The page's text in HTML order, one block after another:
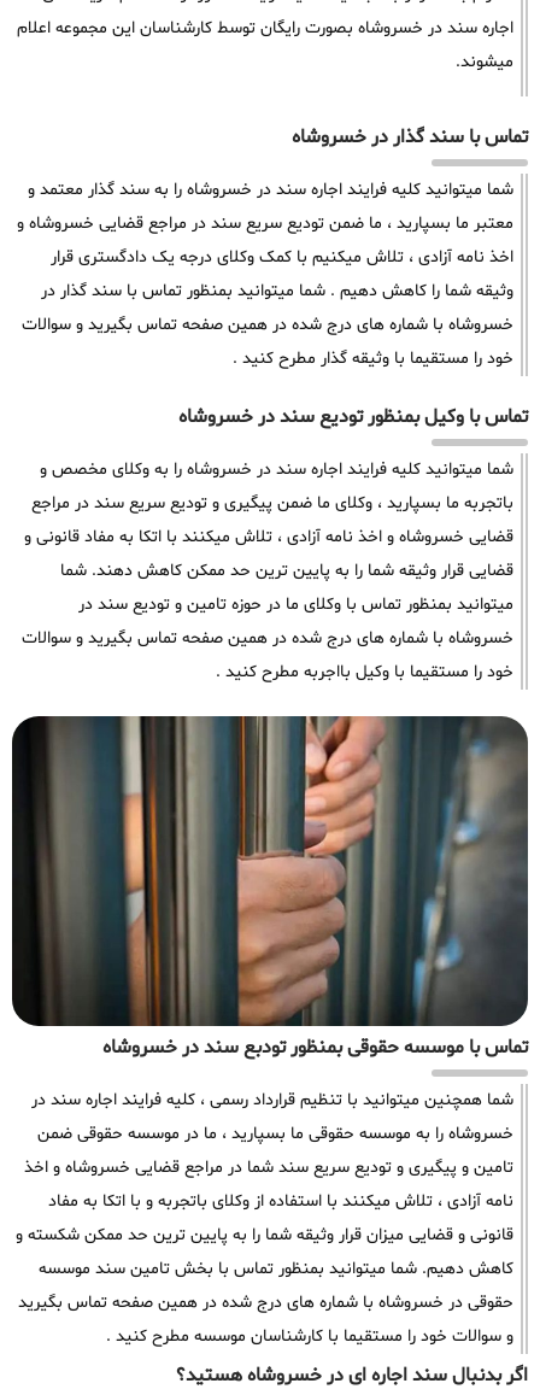
اجاره سند در خسروشاه بصورت رایگان توسط کارشناسان این مجموعه اعلام
میشوند.
تماس با سند گذار در خسروشاه
شما میتوانید کلیه فرایند اجاره سند در خسروشاه را به سند گذار معتمد و
معتبر ما بسپارید ، ما ضمن تودیع سریع سند در مراجع قضایی خسروشاه و
اخذ نامه آزادی ، تلاش میکنیم با کمک وکلای درجه یک دادگستری قرار
وثیقه شما را کاهش دهیم . شما میتوانید بمنظور تماس با سند گذار در
خسروشاه با شماره های درج شده در همین صفحه تماس بگیرید و سوالات
خود را مستقیما با وثیقه گذار مطرح کنید .
تماس با وکیل بمنظور تودیع سند در خسروشاه
شما میتوانید کلیه فرایند اجاره سند در خسروشاه را به وکلای مخصص و
باتجربه ما بسپارید ، وکلای ما ضمن پیگیری و تودیع سریع سند در مراجع
قضایی خسروشاه و اخذ نامه آزادی ، تلاش میکنند با اتکا به مفاد قانونی و
قضایی قرار وثیقه شما را به پایین ترین حد ممکن کاهش دهند. شما
میتوانید بمنظور تماس با وکلای ما در حوزه تامین و تودیع سند در
خسروشاه با شماره های درج شده در همین صفحه تماس بگیرید و سوالات
خود را مستقیما با وکیل بااجربه مطرح کنید .
تماس با موسسه حقوقی بمنظور تودبع سند در خسروشاه
شما همچنین میتوانید با تنظیم قرارداد رسمی ، کلیه فرایند اجاره سند در
خسروشاه را به موسسه حقوقی ما بسپارید ، ما در موسسه حقوقی ضمن
تامین و پیگیری و تودیع سریع سند شما در مراجع قضایی خسروشاه و اخذ
نامه آزادی ، تلاش میکنند با استفاده از وکلای باتجربه و با اتکا به مفاد
قانونی و قضایی میزان قرار وثیقه شما را به پایین ترین حد ممکن شکسته و
کاهش دهیم. شما میتوانید بمنظور تماس با بخش تامین سند موسسه
حقوقی در خسروشاه با شماره های درج شده در همین صفحه تماس بگیرید
و سوالات خود را مستقیما با کارشناسان موسسه مطرح کنید .
اگر بدنبال سند اجاره ای در خسروشاه هستید؟